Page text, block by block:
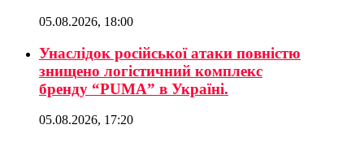
05.08.2026, 18:00
Унаслідок російської атаки повністю
знищено логістичний комплекс
бренду “PUMA” в Україні.
05.08.2026, 17:20